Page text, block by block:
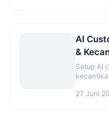
AI
&
Setup AI
27 Juni